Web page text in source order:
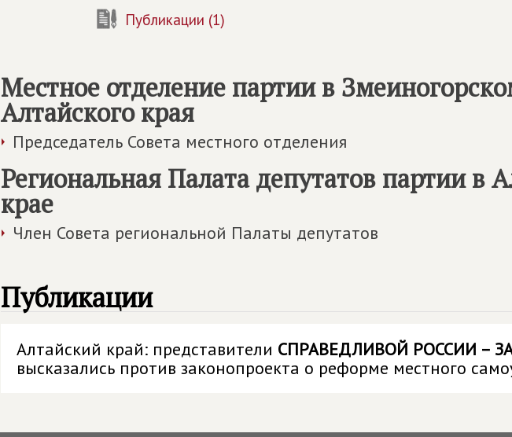
Публикации (1)
Местное отделение партии в
Алтайского края
Председатель Совета местного отделения
Региональная Палата депутатов партии в
крае
Член Совета региональной Палаты депутатов
Публикации
Алтайский край: представители СПРАВЕДЛИВОЙ РОССИИ –
высказались против законопроекта о реформе местного